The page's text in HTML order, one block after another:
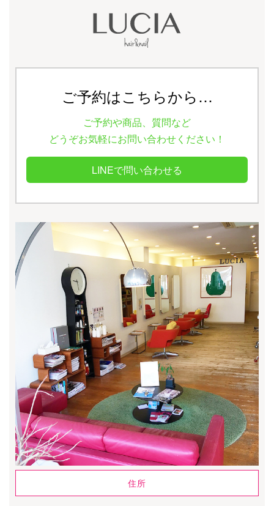
ご予約はこちらから…
ご予約や商品、質問など
どうぞお気軽にお問い合わせください！
LINEで問い合わせる
住所